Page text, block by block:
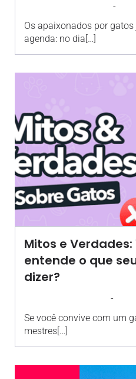
-
Os apaixonados por
agenda: no dia[…]
Mitos e
entende o que
dizer?
-
Se você convive com um
mestres[…]